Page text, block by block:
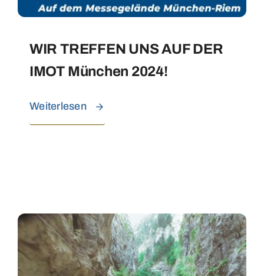
WIR TREFFEN UNS AUF DER
IMOT München 2024!
Weiterlesen